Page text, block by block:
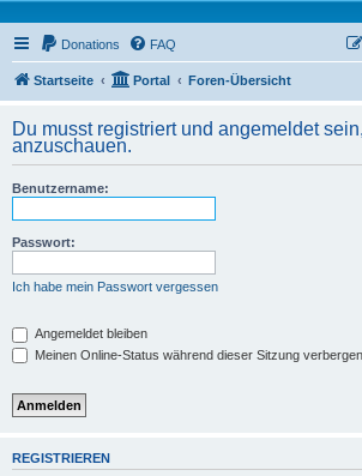
Donations FAQ
Startseite Portal Foren-Übersicht
Du musst registriert und angemeldet
anzuschauen.
Benutzername:
Passwort:
Ich habe mein Passwort vergessen
Angemeldet bleiben
Meinen Online-Status während dieser Sitzung verbergen
REGISTRIEREN